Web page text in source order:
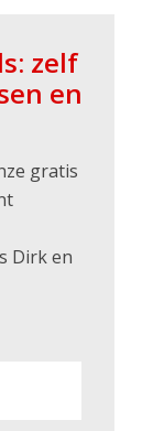
zelf
en
gratis
Dirk en